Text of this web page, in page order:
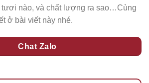
tươi nào, và chất lượng ra sao…Cùng
ở bài viết này nhé.
Chat Zalo